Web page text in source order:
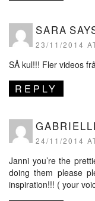
SARA
23/11/2014
SÅ kul!!! Fler videos
REPLY
24/11/2014
Janni you’re the
doing them please
inspiration!!! ( your